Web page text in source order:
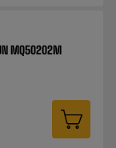
MQ50202M